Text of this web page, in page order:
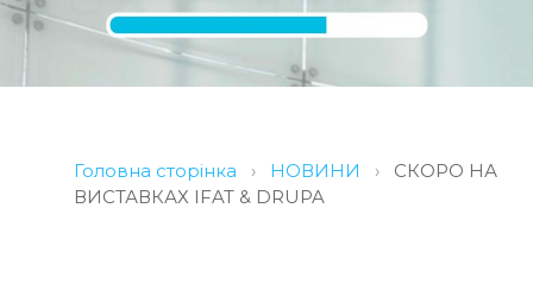
Головна сторінка › НОВИНИ ›
СКОРО НА
ВИСТАВКАХ IFAT & DRUPA